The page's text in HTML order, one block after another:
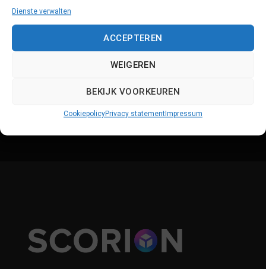
Dienste verwalten
ACCEPTEREN
WEIGEREN
BEKIJK VOORKEUREN
CookiepolicyPrivacy statement Impressum
Kennisbank ,Uitgelicht | Markiert
Digitales Portfolio
Integriertes Lernen,Kompetenzorientierung
Hinterlasse einen Kommentar